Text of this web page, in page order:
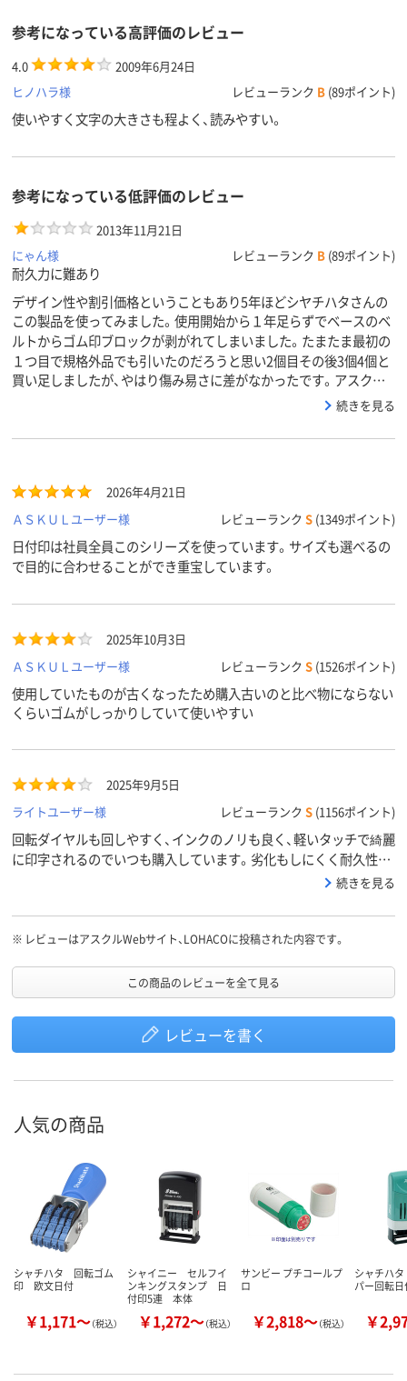
参考になっている高評価のレビュー
4.0
2009年6月24日
ヒノハラ様
レビューランク B (89ポイント)
使いやすく文字の大きさも程よく、読みやすい。
参考になっている低評価のレビュー
2013年11月21日
にゃん様
レビューランク B (89ポイント)
耐久力に難あり
デザイン性や割引価格ということもあり5年ほどシヤチハタさんの
この製品を使ってみました。使用開始から１年足らずでベースのベ
ルトからゴム印ブロックが剥がれてしまいました。たまたま最初の
１つ目で規格外品でも引いたのだろうと思い2個目その後3個4個と
買い足しましたが、やはり傷み易さに差がなかったです。アスク…
続きを見る
2026年4月21日
ＡＳＫＵＬユーザー様
レビューランク S (1349ポイント)
日付印は社員全員このシリーズを使っています。サイズも選べるの
で目的に合わせることができ重宝しています。
2025年10月3日
ＡＳＫＵＬユーザー様
レビューランク S (1526ポイント)
使用していたものが古くなったため購入古いのと比べ物にならない
くらいゴムがしっかりしていて使いやすい
2025年9月5日
ライトユーザー様
レビューランク S (1156ポイント)
回転ダイヤルも回しやすく、インクのノリも良く、軽いタッチで綺麗
に印字されるのでいつも購入しています。劣化もしにくく耐久性も
続きを見る
※ レビューはアスクルWebサイト、LOHACOに投稿された内容です。
この商品のレビューを全て見る
レビューを書く
人気の商品
シャチハタ 回転ゴム
印 欧文日付
￥1,171～（税込）
シャイニー セルフイ
ンキングスタンプ 日
付印5連 本体
￥1,272～（税込）
サンビー プチコールプ
ロ
￥2,818～（税込）
シャチハ
パー回転
￥